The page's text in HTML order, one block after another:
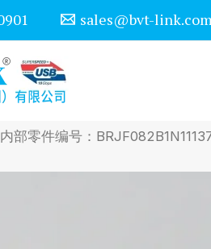
sales@bvt-link.com
部零件编号：